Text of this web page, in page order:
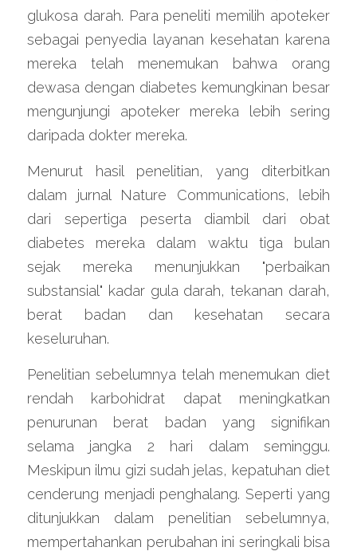
glukosa darah. Para peneliti memilih apoteker
sebagai penyedia layanan kesehatan karena
mereka telah menemukan bahwa orang
dewasa dengan diabetes kemungkinan besar
mengunjungi apoteker mereka lebih sering
daripada dokter mereka.
Menurut hasil penelitian, yang diterbitkan
dalam jurnal Nature Communications, lebih
dari sepertiga peserta diambil dari obat
diabetes mereka dalam waktu tiga bulan
sejak mereka menunjukkan "perbaikan
substansial" kadar gula darah, tekanan darah,
berat badan dan kesehatan secara
keseluruhan.
Penelitian sebelumnya telah menemukan diet
rendah karbohidrat dapat meningkatkan
penurunan berat badan yang signifikan
selama jangka 2 hari dalam seminggu.
Meskipun ilmu gizi sudah jelas, kepatuhan diet
cenderung menjadi penghalang. Seperti yang
ditunjukkan dalam penelitian sebelumnya,
mempertahankan perubahan ini seringkali bisa